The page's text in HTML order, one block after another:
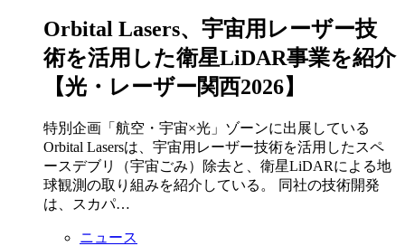
Orbital Lasers、宇宙用レーザー技
術を活用した衛星LiDAR事業を紹介
【光・レーザー関西2026】
特別企画「航空・宇宙×光」ゾーンに出展している
Orbital Lasersは、宇宙用レーザー技術を活用したスペ
ースデブリ（宇宙ごみ）除去と、衛星LiDARによる地
球観測の取り組みを紹介している。 同社の技術開発
は、スカパ…
ニュース